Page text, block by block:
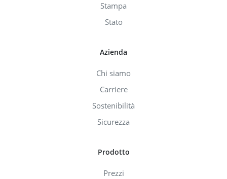
Stampa
Stato
Azienda
Chi siamo
Carriere
Sostenibilità
Sicurezza
Prodotto
Prezzi